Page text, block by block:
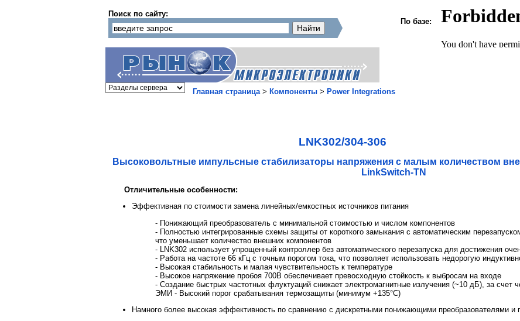
Поиск по сайту:
По базе:
Главная страница> Компоненты > Power Integrations
LNK302/304-306
Высоковольтные импульсные стабилизаторы напряжения с малым количеством
LinkSwitch-TN
Отличительные особенности:
Эффективная по стоимости замена линейных/емкостных источников питания
- Понижающий преобразователь с минимальной стоимостью и числом компонентов
- Полностью интегрированные схемы защиты от короткого замыкания с автоматическим
что уменьшает количество внешних компонентов
- LNK302 использует упрощенный контроллер без автоматического перезапуска для достижения
- Работа на частоте 66 кГц с точным порогом тока, что позволяет использовать недорогую
- Высокая стабильность и малая чувствительность к температуре
- Высокое напряжение пробоя 700В обеспечивает превосходную стойкость к выбросам на входе
- Создание быстрых частотных флуктуаций снижает электромагнитные излучения (~10 дБ), за счет
ЭМИ - Высокий порог срабатывания термозащиты (минимум +135°C)
Намного более высокая эффективность по сравнению с дискретными понижающими преобразователями и